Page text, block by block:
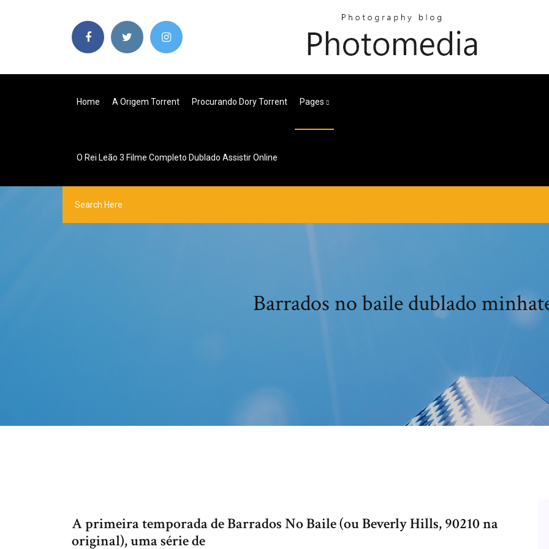
Home A Origem Torrent Procurando Dory Torrent Pages
O Rei Leão 3 Filme Completo Dublado Assistir Online
Barrados no baile dublado
A primeira temporada de Barrados No Baile (ou Beverly Hills, 90210 na
original), uma série de